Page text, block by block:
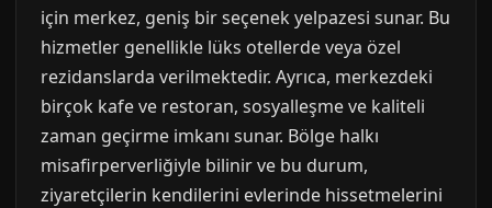
için merkez, geniş bir seçenek yelpazesi sunar. Bu
hizmetler genellikle lüks otellerde veya özel
rezidanslarda verilmektedir. Ayrıca, merkezdeki
birçok kafe ve restoran, sosyalleşme ve kaliteli
zaman geçirme imkanı sunar. Bölge halkı
misafirperverliğiyle bilinir ve bu durum,
ziyaretçilerin kendilerini evlerinde hissetmelerini